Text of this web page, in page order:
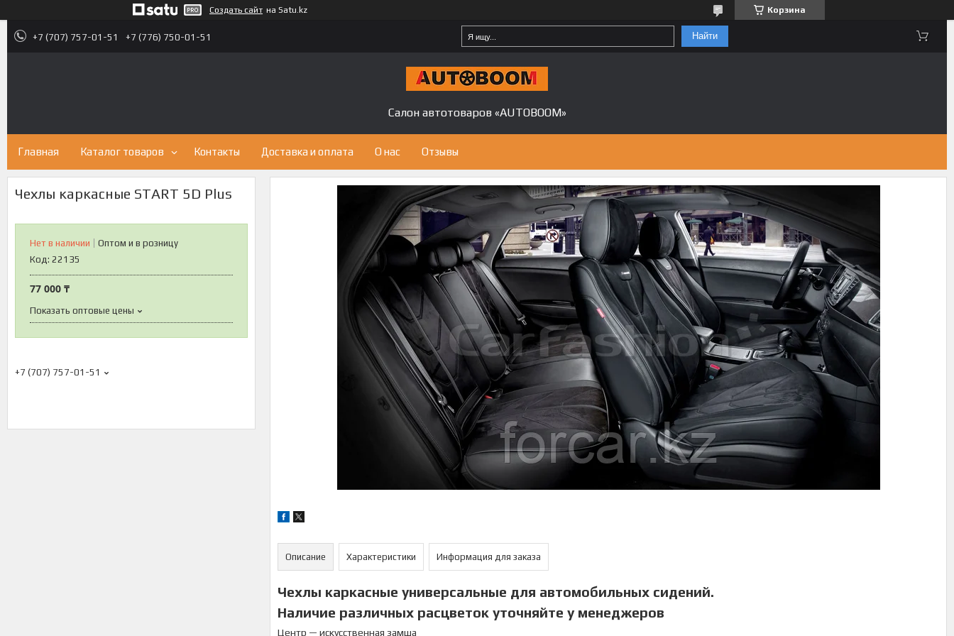
Создать сайт на Satu.kz Корзина
+7 (707) 757-01-51 +7 (776) 750-01-51 Найти
Салон автотоваров «AUTOBOOM»
Главная Каталог товаров Контакты Доставка и оплата О нас Отзывы
Чехлы каркасные START 5D Plus
Нет в наличии
Оптом и в розницу
Код: 22135
77 000 ₸
Показать оптовые цены
+7 (707) 757-01-51
Описание Характеристики Информация для заказа
Чехлы каркасные универсальные для автомобильных сидений.
Наличие различных расцветок уточняйте у менеджеров
Центр — искусственная замша